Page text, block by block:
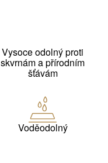
Vysoce odolný proti
skvrnám a přírodním
šťávám
Voděodolný